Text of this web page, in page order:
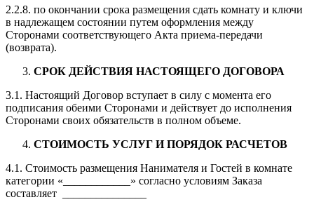
2.2.8. по окончании срока размещения сдать комнату и ключи
в надлежащем состоянии путем оформления между
Сторонами соответствующего Акта приема-передачи
(возврата).
СРОК ДЕЙСТВИЯ НАСТОЯЩЕГО ДОГОВОРА
3.1. Настоящий Договор вступает в силу с момента его
подписания обеими Сторонами и действует до исполнения
Сторонами своих обязательств в полном объеме.
СТОИМОСТЬ УСЛУГ И ПОРЯДОК РАСЧЕТОВ
4.1. Стоимость размещения Нанимателя и Гостей в комнате
категории «____________» согласно условиям Заказа
составляет _______________